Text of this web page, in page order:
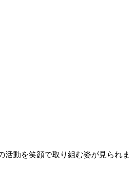
動を笑顔で取り組む姿が見られま